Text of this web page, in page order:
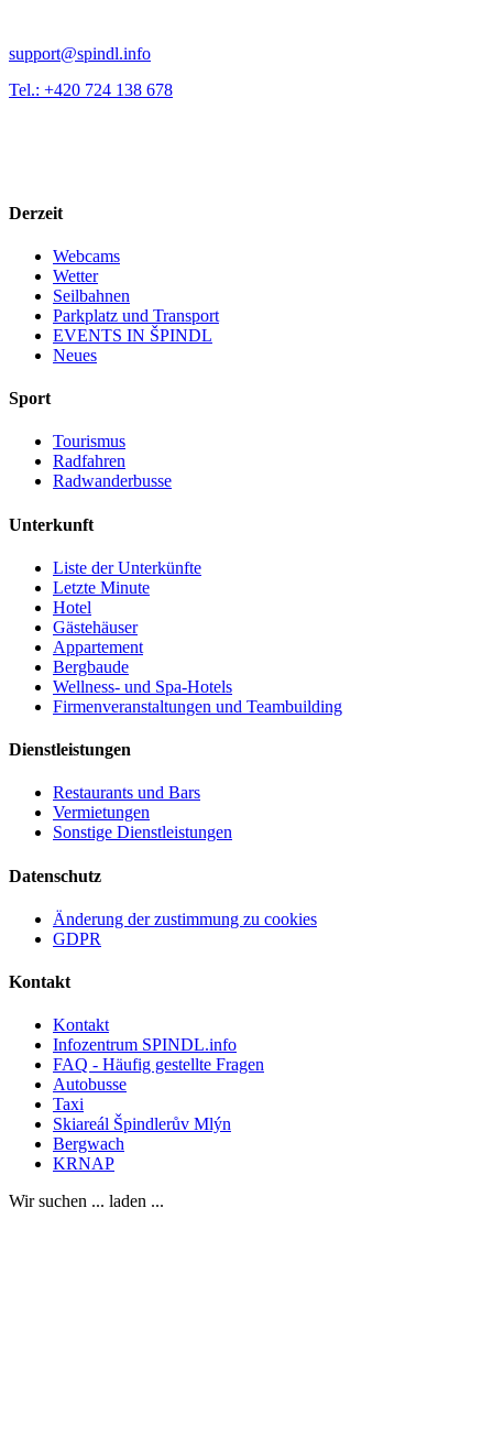
support@spindl.info
Tel.: +420 724 138 678
Derzeit
Webcams
Wetter
Seilbahnen
Parkplatz und Transport
EVENTS IN ŠPINDL
Neues
Sport
Tourismus
Radfahren
Radwanderbusse
Unterkunft
Liste der Unterkünfte
Letzte Minute
Hotel
Gästehäuser
Appartement
Bergbaude
Wellness- und Spa-Hotels
Firmenveranstaltungen und Teambuilding
Dienstleistungen
Restaurants und Bars
Vermietungen
Sonstige Dienstleistungen
Datenschutz
Änderung der zustimmung zu cookies
GDPR
Kontakt
Kontakt
Infozentrum SPINDL.info
FAQ - Häufig gestellte Fragen
Autobusse
Taxi
Skiareál Špindlerův Mlýn
Bergwach
KRNAP
Wir suchen ... laden ...